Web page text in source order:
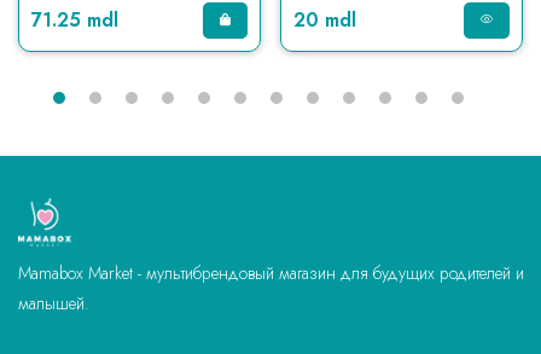
71.25 mdl 20 mdl
Mamabox Market - мультибрендовый магазин для будущих родителей и
малышей.